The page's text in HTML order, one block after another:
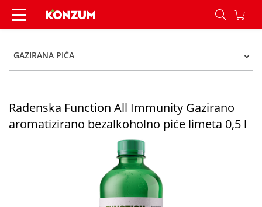
Radenska Function All Immunity Gazirano
GAZIRANA PIĆA
Radenska Function All Immunity Gazirano
aromatizirano bezalkoholno piće limeta 0,5 l